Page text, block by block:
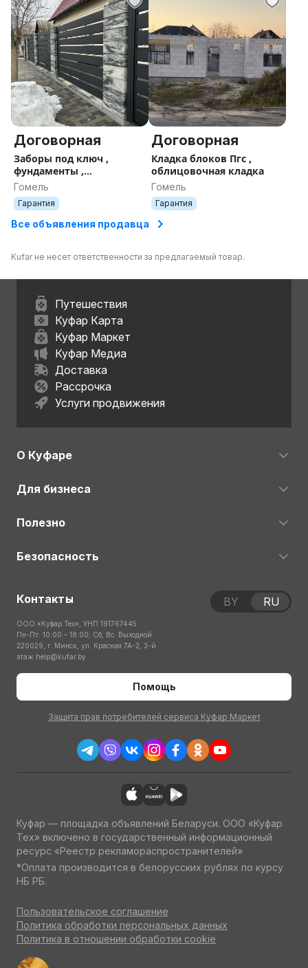
Договорная
Заборы под ключ ,
фундаменты ,
облицовочная кладка ,
жалюзи
Гомель
Гарантия
Договорная
Кладка блоков Пгс ,
облицовочная кладка
Гомель
Гарантия
Все объявления продавца
Kufar не несет ответственности за предлагаемый товар.
Путешествия
Куфар Карта
Куфар Маркет
Куфар Медиа
Доставка
Рассрочка
Услуги продвижения
О Куфаре
Для бизнеса
Полезно
Безопасность
Контакты
ООО «Куфар Тех», УНП 191767445
Пн-Пт: 10:00 – 18:00; Сб, Вс: Выходной
220029, г. Минск, ул. Красная 7А-2, 3-й
этаж help@kufar.by
Помощь
Защита прав потребителей сервиса Куфар Маркет
BY RU
Куфар — площадка объявлений Беларуси. ООО «Куфар
Тех» включено в государственный информационный
ресурс «Реестр рекламораспространителей»
*Оплата производится в белорусских рублях по курсу
НБ РБ.
Пользовательское соглашение
Политика обработки персональных данных
Политика в отношении обработки cookie